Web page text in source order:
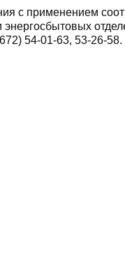
с применением
энергосбытовых
54-01-63, 53-26-58.